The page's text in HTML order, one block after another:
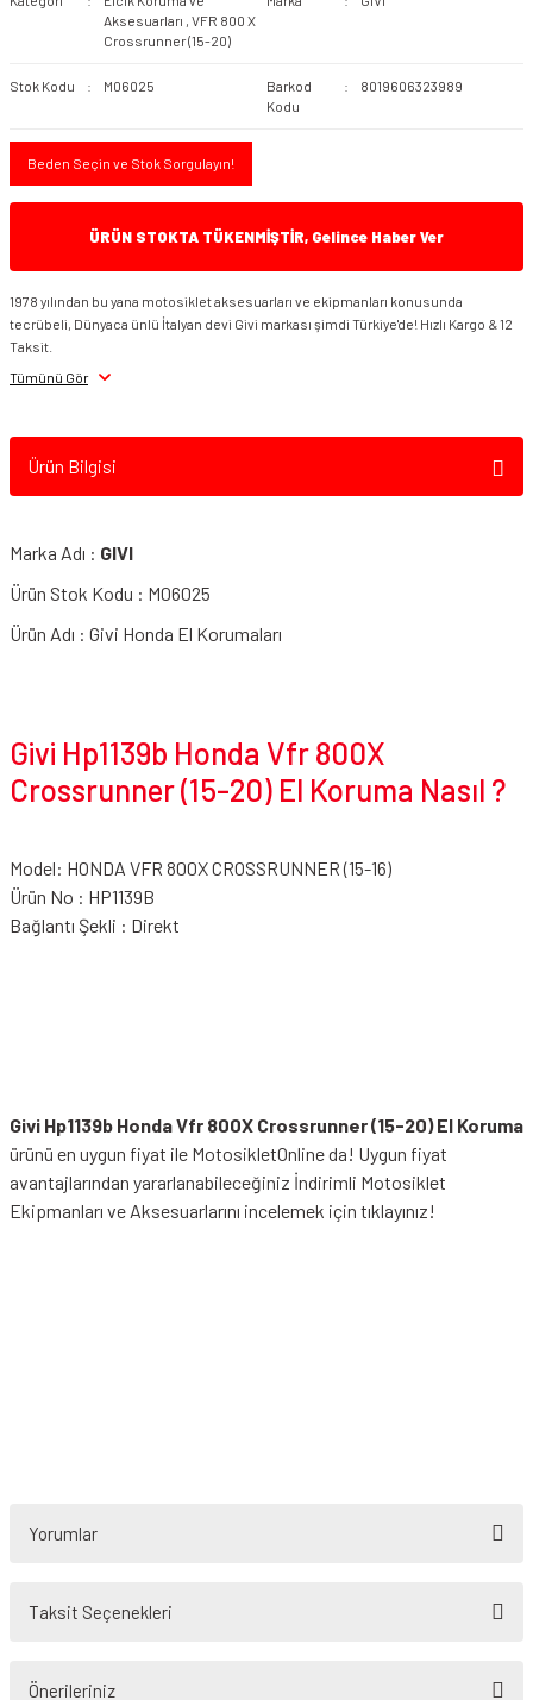
Aksesuarları , VFR 800 X
Crossrunner (15-20)
Stok Kodu M06025
Barkod
Kodu
8019606323989
Beden Seçin ve Stok Sorgulayın!
ÜRÜN STOKTA TÜKENMİŞTİR, Gelince Haber Ver
1978 yılından bu yana motosiklet aksesuarları ve ekipmanları konusunda
tecrübeli, Dünyaca ünlü İtalyan devi Givi markası şimdi Türkiye'de! Hızlı Kargo & 12
Taksit.
Tümünü Gör
Ürün Bilgisi
Marka Adı : GIVI
Ürün Stok Kodu : M06025
Ürün Adı : Givi Honda El Korumaları
Givi Hp1139b Honda Vfr 800X
Crossrunner (15-20) El Koruma Nasıl ?
Model: HONDA VFR 800X CROSSRUNNER (15-16)
Ürün No : HP1139B
Bağlantı Şekli : Direkt
Givi Hp1139b Honda Vfr 800X Crossrunner (15-20) El Koruma
ürünü en uygun fiyat ile MotosikletOnline da! Uygun fiyat
avantajlarından yararlanabileceğiniz İndirimli Motosiklet
Ekipmanları ve Aksesuarlarını incelemek için tıklayınız!
Yorumlar
Taksit Seçenekleri
Önerileriniz